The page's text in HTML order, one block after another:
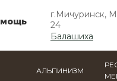
г.Мичуринск,
24
Балашиха
АЛЬПИНИЗМ